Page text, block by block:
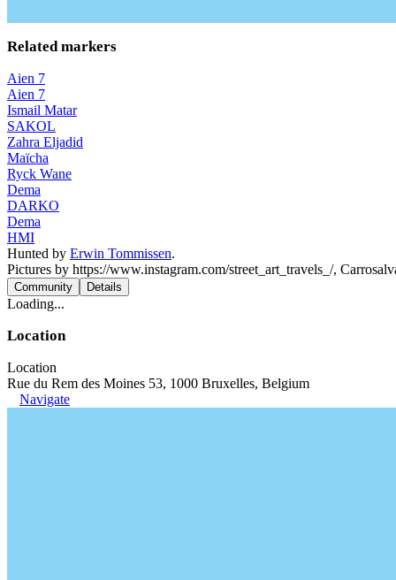
Related markers
Aien 7
Aien 7
Ismail Matar
SAKOL
Zahra Eljadid
Maïcha
Ryck Wane
Dema
DARKO
Dema
HMI
Hunted by Erwin Tommissen.
Pictures by https://www.instagram.com/street_art_travels_/,
Community Details
Loading...
Location
Location
Rue du Rem des Moines 53, 1000 Bruxelles, Belgium
Navigate